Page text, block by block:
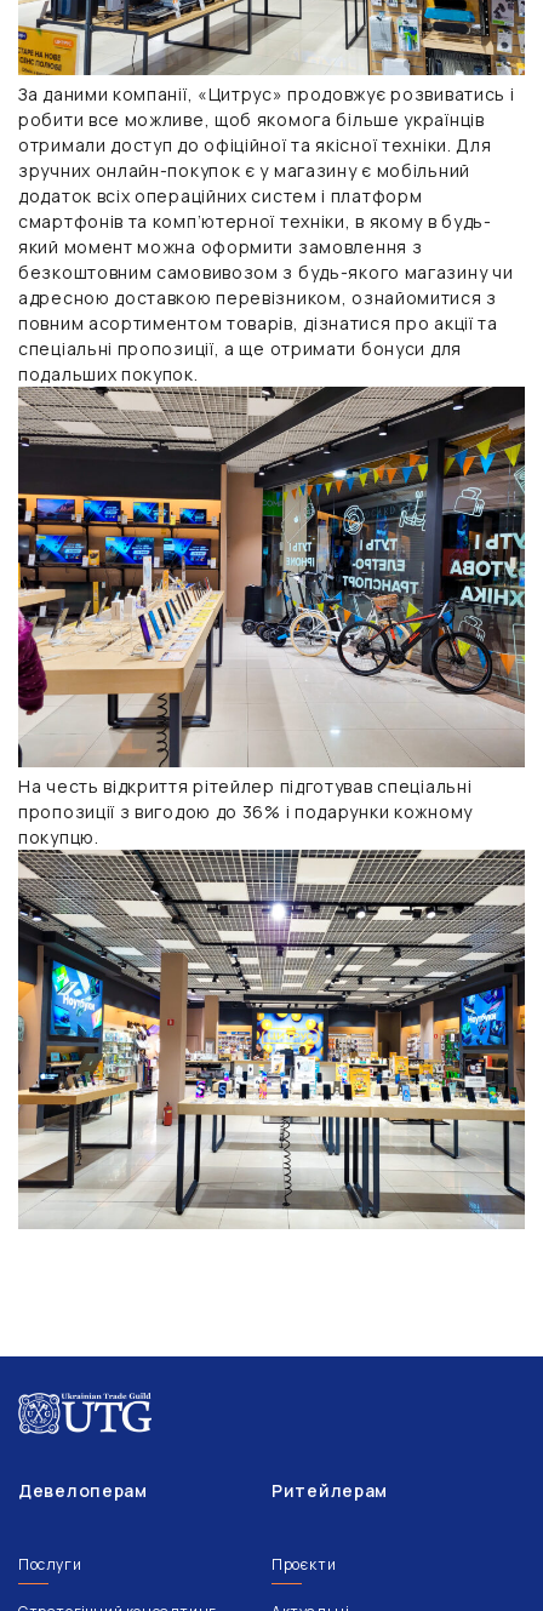
За даними компанії, «Цитрус» продовжує розвиватись і
робити все можливе, щоб якомога більше українців
отримали доступ до офіційної та якісної техніки. Для
зручних онлайн-покупок є у магазину є мобільний
додаток всіх операційних систем і платформ
смартфонів та комп’ютерної техніки, в якому в будь-
який момент можна оформити замовлення з
безкоштовним самовивозом з будь-якого магазину чи
адресною доставкою перевізником, ознайомитися з
повним асортиментом товарів, дізнатися про акції та
спеціальні пропозиції, а ще отримати бонуси для
подальших покупок.
На честь відкриття рітейлер підготував спеціальні
пропозиції з вигодою до 36% і подарунки кожному
покупцю.
Девелоперам Ритейлерам
Послуги Проєкти